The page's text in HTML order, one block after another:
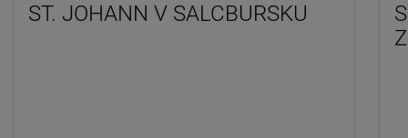
ST. JOHANN V SALCBURSKU